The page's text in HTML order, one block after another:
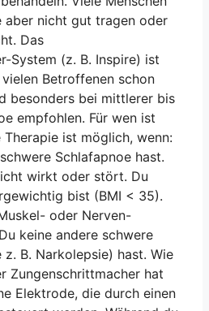
zwei kleine Schnitte.
einer am Brustkorb.
kann der
normal essen und
Einheilung des
4 Wochen. Die
Klinik Flechsig durch
wird ebenfalls währen
Aufenthalts von
Auch hier erfolgt
Eingriff in Vollnarkose.
notwendig, da dieses
Atemsensor und keine
muss nur die
reduziert
reduziert
aber nicht gut tragen oder
Das
System (z. B. Inspire) ist
Betroffenen schon
besonders bei mittlerer bis
empfohlen. Für wen ist
Therapie ist möglich, wenn:
Schlafapnoe hast.
wirkt oder stört. Du
bist (BMI < 35).
oder Nerven-
keine andere schwere
B. Narkolepsie) hast. Wie
Zungenschrittmacher hat
Elektrode, die durch einen